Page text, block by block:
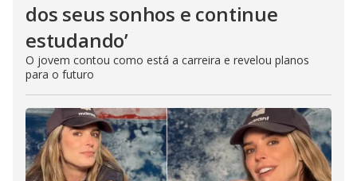
dos seus sonhos e continue
estudando’
O jovem contou como está a carreira e revelou planos
para o futuro